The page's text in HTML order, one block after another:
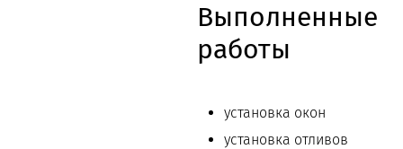
Выполненные
работы
установка окон
установка отливов